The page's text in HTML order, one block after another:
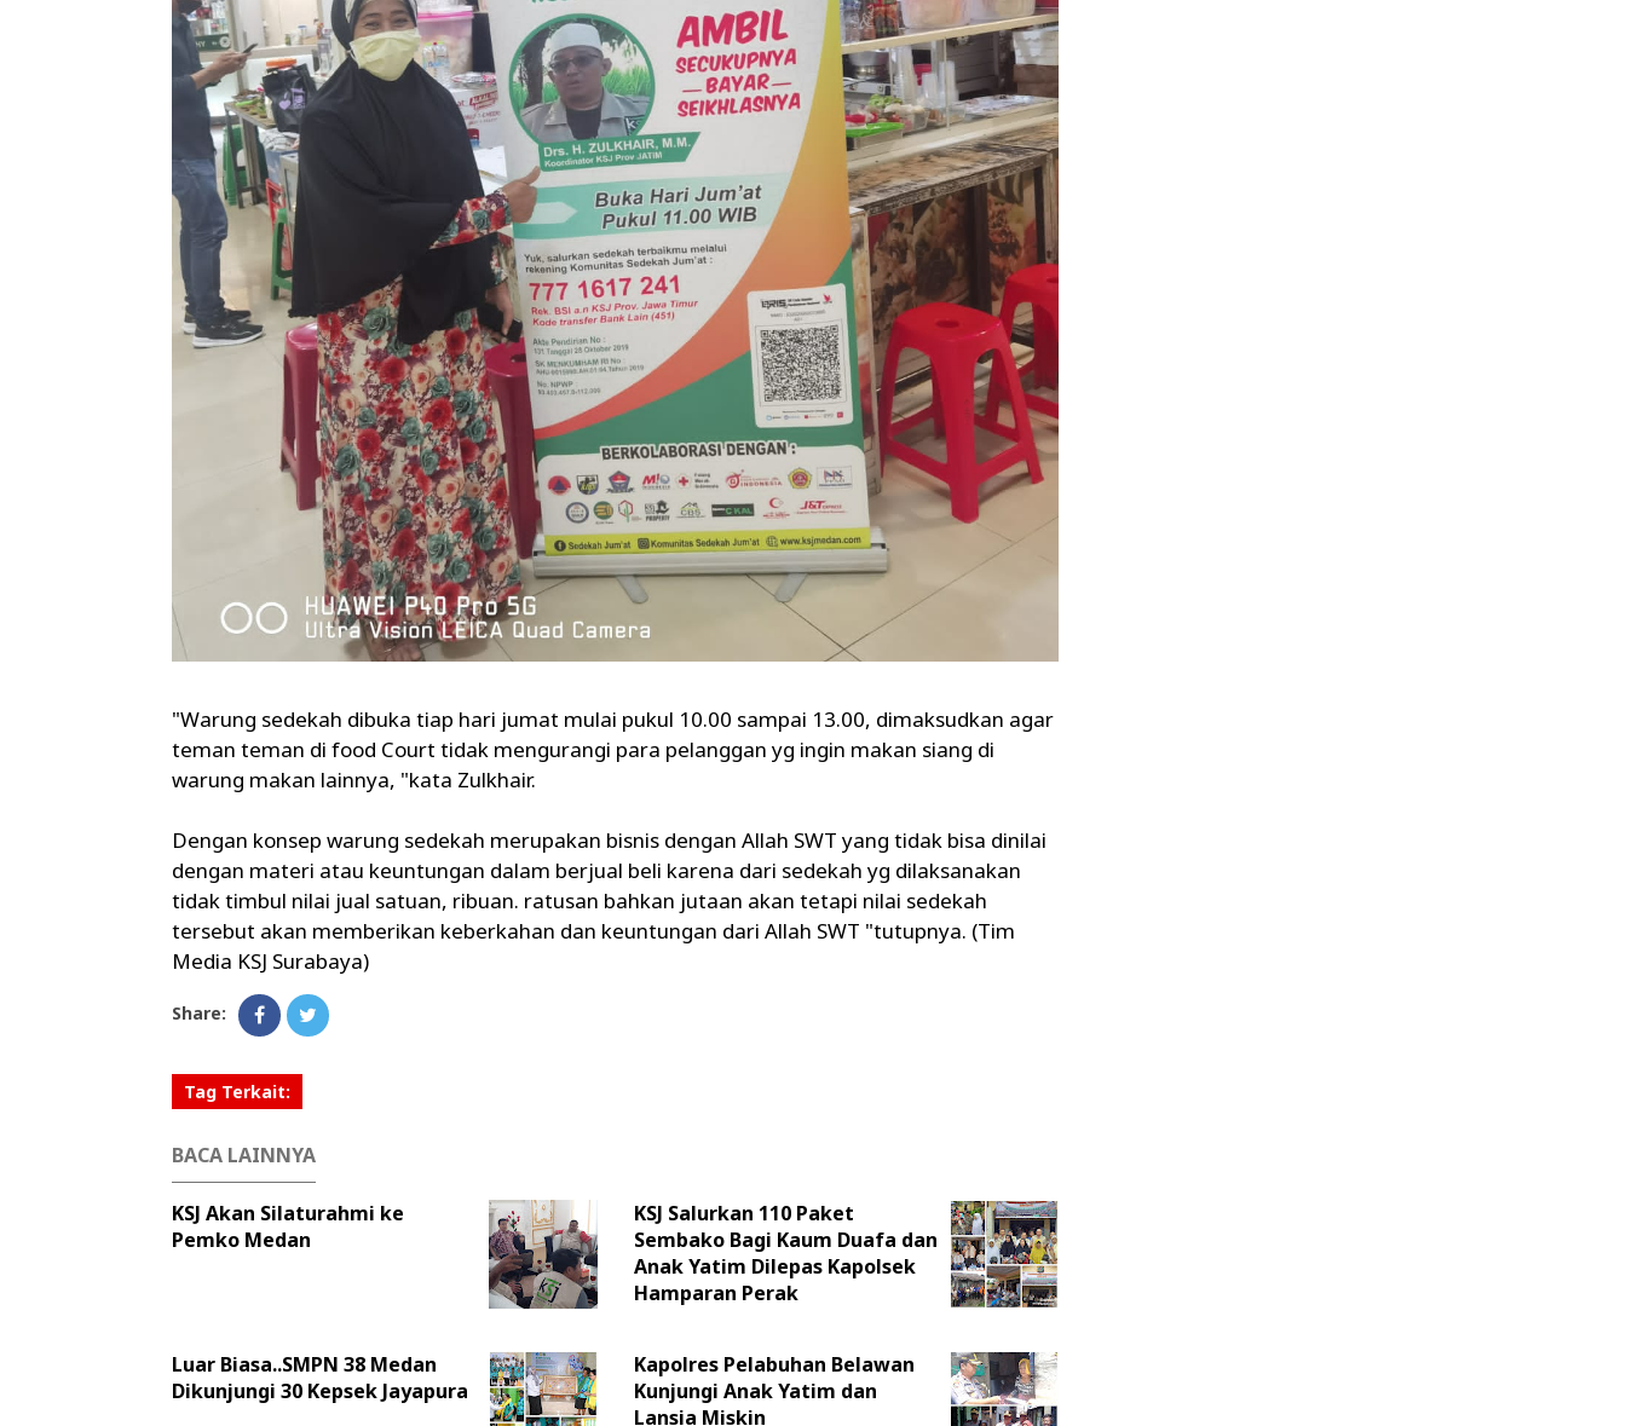
"Warung sedekah dibuka tiap hari jumat mulai pukul 10.00 sampai 13.00, dimaksudkan agar
teman teman di food Court tidak mengurangi para pelanggan yg ingin makan siang di
warung makan lainnya, "kata Zulkhair.
Dengan konsep warung sedekah merupakan bisnis dengan Allah SWT yang tidak bisa dinilai
dengan materi atau keuntungan dalam berjual beli karena dari sedekah yg dilaksanakan
tidak timbul nilai jual satuan, ribuan. ratusan bahkan jutaan akan tetapi nilai sedekah
tersebut akan memberikan keberkahan dan keuntungan dari Allah SWT "tutupnya. (Tim
Media KSJ Surabaya)
Share:
Tag Terkait:
BACA LAINNYA
KSJ Akan Silaturahmi ke
Pemko Medan
KSJ Salurkan 110 Paket
Sembako Bagi Kaum Duafa dan
Anak Yatim Dilepas Kapolsek
Hamparan Perak
Luar Biasa..SMPN 38 Medan
Dikunjungi 30 Kepsek Jayapura
Kapolres Pelabuhan Belawan
Kunjungi Anak Yatim dan
Lansia Miskin